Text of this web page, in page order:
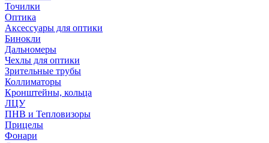
Точилки
Оптика
Аксессуары для оптики
Бинокли
Дальномеры
Чехлы для оптики
Зрительные трубы
Коллиматоры
Кронштейны, кольца
ЛЦУ
ПНВ и Тепловизоры
Прицелы
Фонари